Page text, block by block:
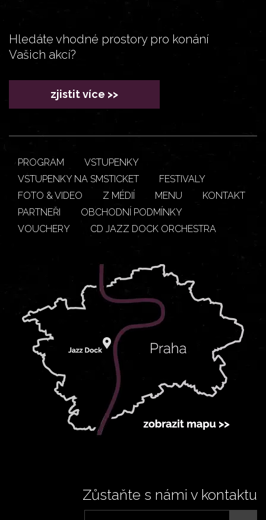
Hledáte vhodné prostory pro konání
Vašich akcí?
zjistit více >>
PROGRAM
VSTUPENKY
VSTUPENKY NA SMSTICKET
FESTIVALY
FOTO & VIDEO
Z MÉDIÍ MENU
KONTAKT
PARTNEŘI
OBCHODNÍ PODMÍNKY
VOUCHERY
CD JAZZ DOCK ORCHESTRA
Zůstaňte s námi v kontaktu